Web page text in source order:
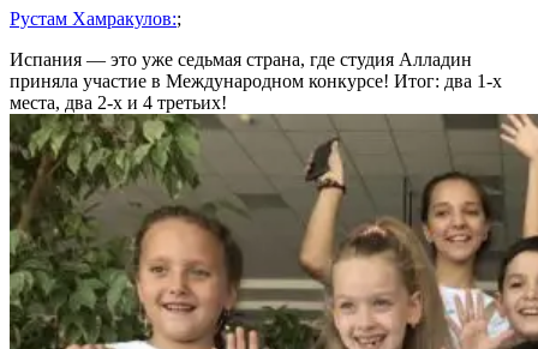
Рустам Хамракулов:;
Испания — это уже седьмая страна, где студия Алладин
приняла участие в Международном конкурсе! Итог: два 1-х
места, два 2-х и 4 третьих!